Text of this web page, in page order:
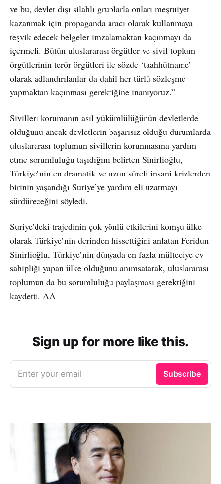
ve bu, devlet dışı silahlı gruplarla onları meşruiyet
kazanmak için propaganda aracı olarak kullanmaya
teşvik edecek belgeler imzalamaktan kaçınmayı da
içermeli. Bütün uluslararası örgütler ve sivil toplum
örgütlerinin terör örgütleri ile sözde ‘taahhütname’
olarak adlandırılanlar da dahil her türlü sözleşme
yapmaktan kaçınması gerektiğine inanıyoruz.”
Sivilleri korumanın asıl yükümlülüğünün devletlerde
olduğunu ancak devletlerin başarısız olduğu durumlarda
uluslararası toplumun sivillerin korunmasına yardım
etme sorumluluğu taşıdığını belirten Sinirlioğlu,
Türkiye’nin en dramatik ve uzun süreli insani krizlerden
birinin yaşandığı Suriye’ye yardım eli uzatmayı
sürdüreceğini söyledi.
Suriye’deki trajedinin çok yönlü etkilerini komşu ülke
olarak Türkiye’nin derinden hissettiğini anlatan Feridun
Sinirlioğlu, Türkiye’nin dünyada en fazla mülteciye ev
sahipliği yapan ülke olduğunu anımsatarak, uluslararası
toplumun da bu sorumluluğu paylaşması gerektiğini
kaydetti. AA
Sign up for more like this.
Enter your email Subscribe